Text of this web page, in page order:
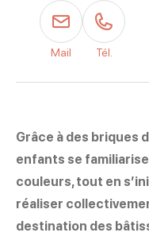
Grâce à des briques
enfants se
couleurs, tout en
réaliser
destination des
Mail Tél.